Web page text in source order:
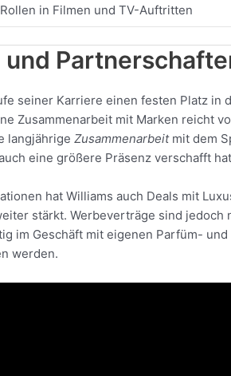
Rollen in Filmen und TV-Auftritten
seiner Karriere einen festen Platz in
Zusammenarbeit mit Marken reicht
langjährige Zusammenarbeitmit dem
eine größere Präsenz verschafft
hat Williams auch Deals mit
stärkt. Werbeverträge sind jedoch
im Geschäft mit eigenen Parfüm-
werden.